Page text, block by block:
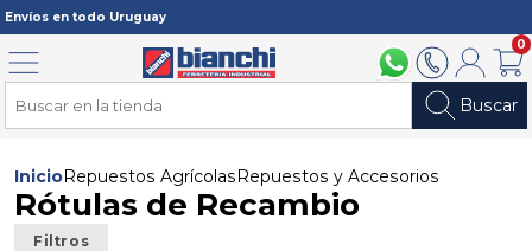
Envíos en todo Uruguay
094 211 1122902 2902Mi cuenta
0
Buscar
Menú
InicioRepuestos Agrícolas Repuestos y Accesorios
Rótulas de Recambio
Filtros